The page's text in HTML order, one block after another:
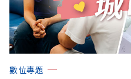
數位專題